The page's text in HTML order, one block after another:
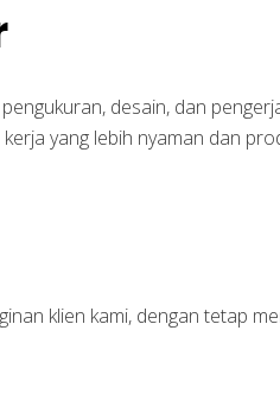
desain, dan
yang lebih nyaman dan
klien kami, dengan tetap